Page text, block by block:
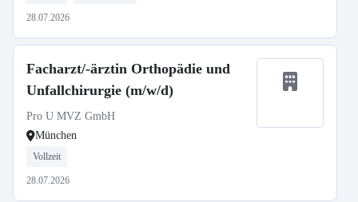
28.07.2026
Facharzt/-ärztin Orthopädie und
Unfallchirurgie (m/w/d)
Pro U MVZ GmbH
München
Vollzeit
28.07.2026